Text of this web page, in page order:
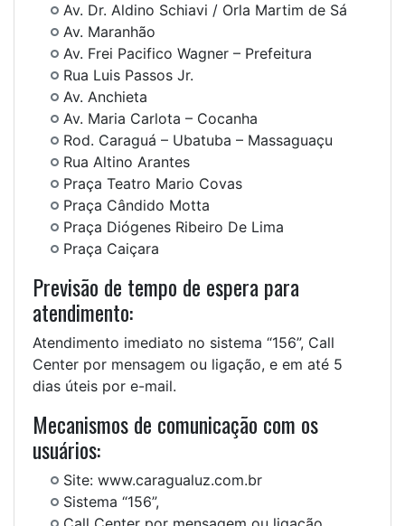
Av. Dr. Aldino Schiavi / Orla Martim de Sá
Av. Maranhão
Av. Frei Pacifico Wagner – Prefeitura
Rua Luis Passos Jr.
Av. Anchieta
Av. Maria Carlota – Cocanha
Rod. Caraguá – Ubatuba – Massaguaçu
Rua Altino Arantes
Praça Teatro Mario Covas
Praça Cândido Motta
Praça Diógenes Ribeiro De Lima
Praça Caiçara
Previsão de tempo de espera para
atendimento:
Atendimento imediato no sistema “156”, Call
Center por mensagem ou ligação, e em até 5
dias úteis por e-mail.
Mecanismos de comunicação com os
usuários:
Site: www.caragualuz.com.br
Sistema “156”,